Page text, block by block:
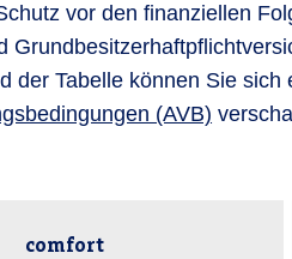
vor den finanziellen
Tabelle können Sie
(AVB)
comfort